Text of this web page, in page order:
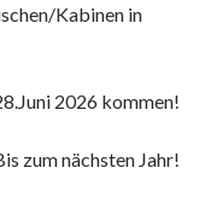
Kabinen in
2026 kommen!
zum nächsten Jahr!